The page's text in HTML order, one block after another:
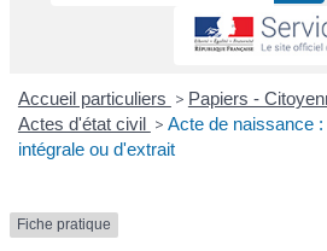
Accueil particuliers > Papiers -
Actes d'état civil > Acte de naissance
intégrale ou d'extrait
Fiche pratique